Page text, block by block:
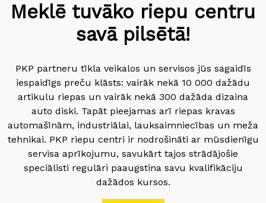
Meklē tuvāko riepu centru
savā pilsētā!
PKP partneru tīkla veikalos un servisos jūs sagaidīs
iespaidīgs preču klāsts: vairāk nekā 10 000 dažādu
artikulu riepas un vairāk nekā 300 dažāda dizaina
auto diski. Tapāt pieejamas arī riepas kravas
automašīnām, industriālai, lauksaimniecības un meža
tehnikai. PKP riepu centri ir nodrošināti ar mūsdienīgu
servisa aprīkojumu, savukārt tajos strādājošie
speciālisti regulāri paaugstina savu kvalifikāciju
dažādos kursos.